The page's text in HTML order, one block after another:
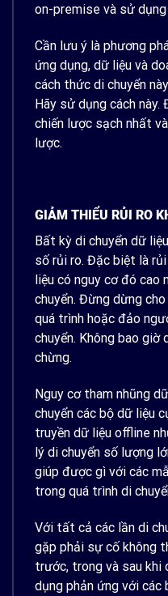
on-premise và sử
Cần lưu ý là phương
ứng dụng, dữ liệu và
cách thức di chuyển
Hãy sử dụng cách
chiến lược sạch nhất
lược.
GIẢM THIỂU RỦI RO
Bất kỳ di chuyển dữ
số rủi ro. Đặc biệt là
liệu có nguy cơ đó
chuyển. Đừng dừng
quá trình hoặc đảo
chuyển. Không bao giờ
chừng.
Nguy cơ tham nhũng
chuyển các bộ dữ liệu
truyền dữ liệu offline
lý di chuyển số lượng
giúp được gì với các
trong quá trình di
Với tất cả các lần di
gặp phải sự cố không
trước, trong và sau khi
dụng phản ứng với